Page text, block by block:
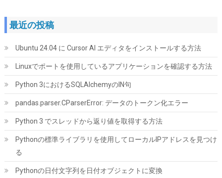
MSI B850M GAMING PLUS WIFI6E Micro-ATX ゲーミングマザー
ボード MB6803
(546168) GBP 88.54 (2026-08-06 04:03 GMT +09:00 時点 -詳細は
こちら
最近の投稿
Ubuntu 24.04 に Cursor AI エディタをインストールする方法
Linuxでポートを使用しているアプリケーションを確認する方法
Python 3におけるSQLAlchemyのIN句
pandas.parser.CParserError: データのトークン化エラー
Python 3 でスレッドから返り値を取得する方法
Pythonの標準ライブラリを使用してローカルIPアドレスを見つけ
る
Pythonの日付文字列を日付オブジェクトに変換